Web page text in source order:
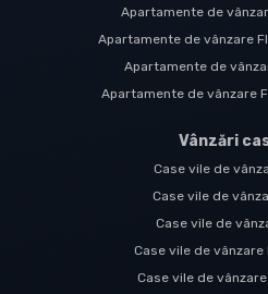
Apartamente de
Apartamente de vânzare
Apartamente de
Apartamente de vânzare
Vânzări
Case vile de
Case vile de
Case vile de
Case vile de vânzare
Case vile de